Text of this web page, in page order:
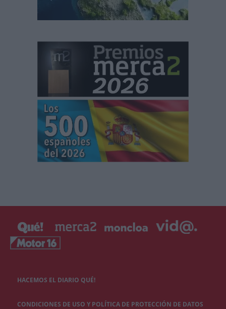
HACEMOS EL DIARIO QUÉ!
CONDICIONES DE USO Y POLÍTICA DE PROTECCIÓN DE DATOS